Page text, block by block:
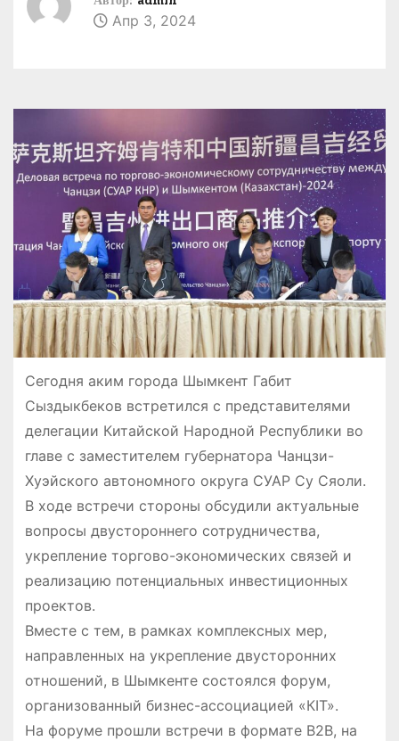
Апр 3, 2024
Сегодня аким города Шымкент Габит
Сыздыкбеков встретился с представителями
делегации Китайской Народной Республики во
главе с заместителем губернатора Чанцзи-
Хуэйского автономного округа СУАР Су Сяоли.
В ходе встречи стороны обсудили актуальные
вопросы двустороннего сотрудничества,
укрепление торгово-экономических связей и
реализацию потенциальных инвестиционных
проектов.
Вместе с тем, в рамках комплексных мер,
направленных на укрепление двусторонних
отношений, в Шымкенте состоялся форум,
организованный бизнес-ассоциацией «КIT».
На форуме прошли встречи в формате B2B, на